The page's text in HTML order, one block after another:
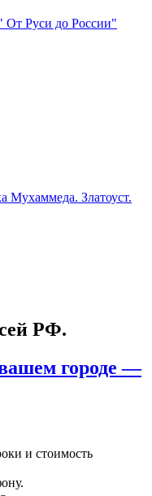
От Руси до России"
Мухаммеда. Златоуст.
РФ.
городе —
и стоимость